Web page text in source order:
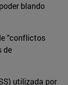
blando
"conflictos
de
utilizada por